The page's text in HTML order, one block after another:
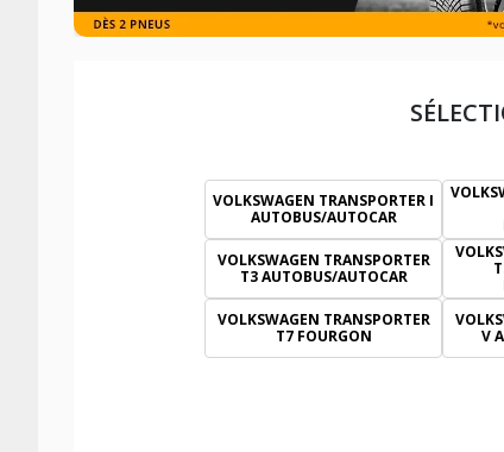
VOLKSWAGEN TRANSPORTER I
AUTOBUS/AUTOCAR
VOLKSWAGEN TRANSPORTER
T3 AUTOBUS/AUTOCAR
VOLKSWAGEN TRANSPORTER
T7 FOURGON
V